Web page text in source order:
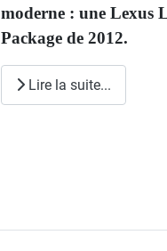
moderne : une Lexus
Package de 2012.
Lire la suite...